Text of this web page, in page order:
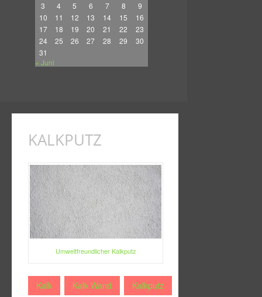
3
4 5 6 7 8
9
10
11 12 13 14 15
16
17
18 19 20 21 22
23
24
25 26 27 28 29
30
31
« Juni
KALKPUTZ
Umweltfreundlicher Kalkputz
Kalk Kalk Wand Kalkputz